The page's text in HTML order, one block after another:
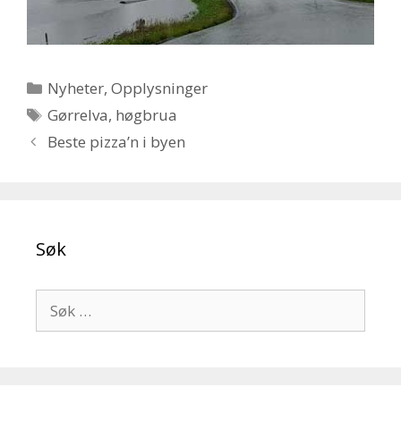
Kategorier
Nyheter,Opplysninger
Stikkord
Gørrelva, høgbrua
Beste pizza’n i byen
Søk
etter: